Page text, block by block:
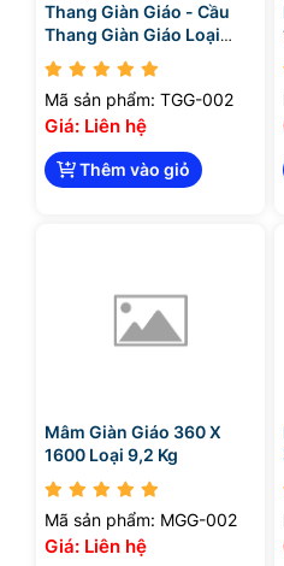
Thang Giàn Giáo - Cầu
Thang Giàn Giáo Loại
Dùng Cho Giáo H
Mã sản phẩm: TGG-002
Giá: Liên hệ
Thêm vào giỏ
Mâm Giàn Giáo 360 X
1600 Loại 9,2 Kg
Mã sản phẩm: MGG-002
Giá: Liên hệ